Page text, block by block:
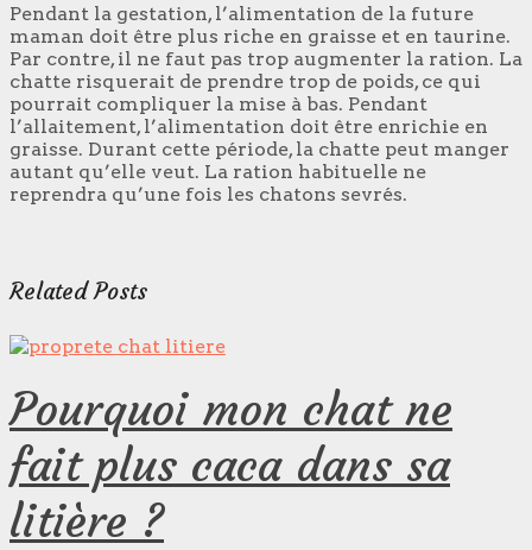
Pendant la gestation, l’alimentation de la future
maman doit être plus riche en graisse et en taurine.
Par contre, il ne faut pas trop augmenter la ration. La
chatte risquerait de prendre trop de poids, ce qui
pourrait compliquer la mise à bas. Pendant
l’allaitement, l’alimentation doit être enrichie en
graisse. Durant cette période, la chatte peut manger
autant qu’elle veut. La ration habituelle ne
reprendra qu’une fois les chatons sevrés.
Related Posts
Pourquoi mon chat ne
fait plus caca dans sa
litière ?